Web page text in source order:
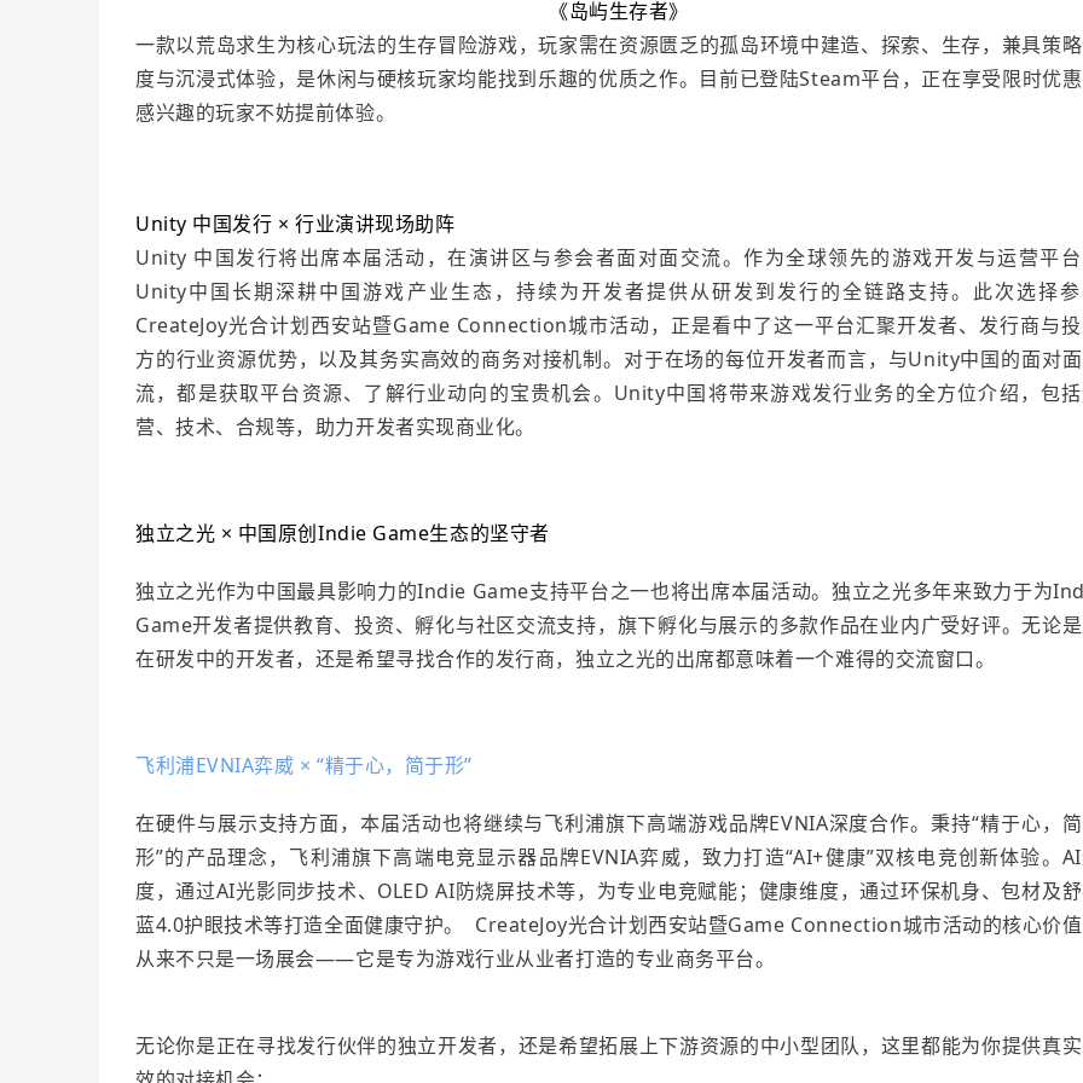
《岛屿生存者》
一款以荒岛求生为核心玩法的生存冒险游戏，玩家需在资源匮乏的孤岛环境中建造、探索、生存，兼具策
度与沉浸式体验，是休闲与硬核玩家均能找到乐趣的优质之作。目前已登陆Steam平台，正在享受限时优惠
感兴趣的玩家不妨提前体验。
Unity 中国发行 × 行业演讲现场助阵
Unity 中国发行将出席本届活动，在演讲区与参会者面对面交流。作为全球领先的游戏开发与运营平台
Unity中国长期深耕中国游戏产业生态，持续为开发者提供从研发到发行的全链路支持。此次选择参
CreateJoy光合计划西安站暨Game Connection城市活动，正是看中了这一平台汇聚开发者、发行商与
方的行业资源优势，以及其务实高效的商务对接机制。对于在场的每位开发者而言，与Unity中国的面对
流，都是获取平台资源、了解行业动向的宝贵机会。Unity中国将带来游戏发行业务的全方位介绍，包
营、技术、合规等，助力开发者实现商业化。
独立之光 × 中国原创Indie Game生态的坚守者
独立之光作为中国最具影响力的Indie Game支持平台之一也将出席本届活动。独立之光多年来致力于为
Game开发者提供教育、投资、孵化与社区交流支持，旗下孵化与展示的多款作品在业内广受好评。无论
在研发中的开发者，还是希望寻找合作的发行商，独立之光的出席都意味着一个难得的交流窗口。
飞利浦EVNIA弈威 × “精于心，简于形”
在硬件与展示支持方面，本届活动也将继续与飞利浦旗下高端游戏品牌EVNIA深度合作。秉持“精于心，
形”的产品理念，飞利浦旗下高端电竞显示器品牌EVNIA弈威，致力打造“AI+健康”双核电竞创新体验。
度，通过AI光影同步技术、OLED AI防烧屏技术等，为专业电竞赋能；健康维度，通过环保机身、包材及
蓝4.0护眼技术等打造全面健康守护。 CreateJoy光合计划西安站暨Game Connection城市活动的核心价值
从来不只是一场展会——它是专为游戏行业从业者打造的专业商务平台。
无论你是正在寻找发行伙伴的独立开发者，还是希望拓展上下游资源的中小型团队，这里都能为你提供真